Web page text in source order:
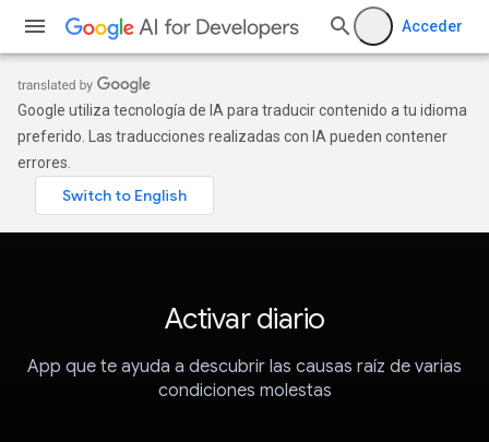
Acceder
Google utiliza tecnología de IA para traducir contenido a tu idioma
preferido. Las traducciones realizadas con IA pueden contener
errores.
Activar diario
App que te ayuda a descubrir las causas raíz de varias
condiciones molestas